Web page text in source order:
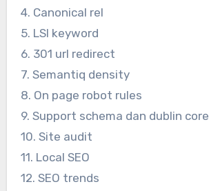
4. Canonical rel
5. LSI keyword
6. 301 url redirect
7. Semantiq density
8. On page robot rules
9. Support schema dan dublin core
10. Site audit
11. Local SEO
12. SEO trends